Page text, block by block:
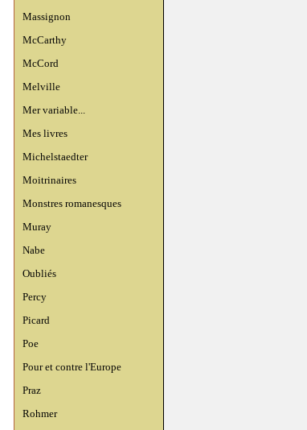
Massignon
McCarthy
McCord
Melville
Mer variable...
Mes livres
Michelstaedter
Moitrinaires
Monstres romanesques
Muray
Nabe
Oubliés
Percy
Picard
Poe
Pour et contre l'Europe
Praz
Rohmer